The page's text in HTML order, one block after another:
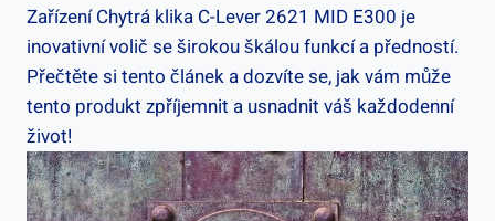
Zařízení Chytrá klika C-Lever 2621 MID ⁤E300 je
inovativní volič se ⁤širokou‍ škálou‌ funkcí a předností.
Přečtěte‍ si ‍tento ⁤článek a dozvíte se,⁤ jak vám může
tento produkt zpříjemnit a usnadnit⁤ váš každodenní
život!